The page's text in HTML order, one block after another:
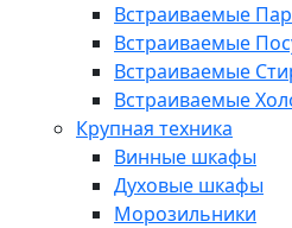
Встраиваемые
Встраиваемые
Встраиваемые
Встраиваемые
Крупная техника
Винные шкафы
Духовые шкафы
Морозильники